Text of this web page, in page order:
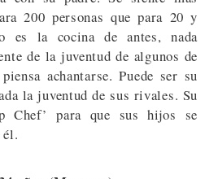
200 personas que para 20 y
es la cocina de antes, nada
de la juventud de algunos de
achantarse. Puede ser su
la juventud de sus rivales. Su
Chef’ para que sus hijos se